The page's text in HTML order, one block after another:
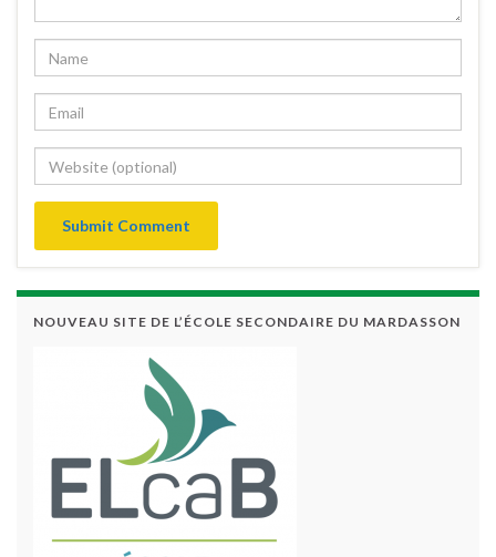
NOUVEAU SITE DE L’ÉCOLE SECONDAIRE DU MARDASSON